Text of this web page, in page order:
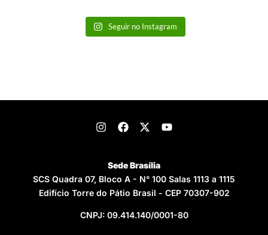
Seguir no Instagram
Sede Brasília
SCS Quadra 07, Bloco A - N° 100 Salas 1113 a 1115
Edifício Torre do Pátio Brasil - CEP 70307-902
CNPJ: 09.414.140/0001-80